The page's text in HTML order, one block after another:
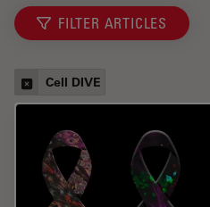
FILTER ARTICLES
Cell DIVE